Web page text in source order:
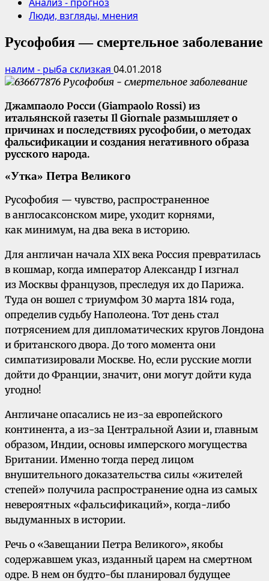
Люди, взгляды, мнения
Русофобия — смертельное заболевание
налим - рыба склизкая 04.01.2018
Джампаоло Росси (Giampaolo Rossi) из
итальянской газеты Il Giornale размышляет о
причинах и последствиях русофобии, о методах
фальсификации и создания негативного образа
русского народа.
«Утка» Петра Великого
Русофобия — чувство, распространенное
в англосаксонском мире, уходит корнями,
как минимум, на два века в историю.
Для англичан начала XIX века Россия превратилась
в кошмар, когда император Александр I изгнал
из Москвы французов, преследуя их до Парижа.
Туда он вошел с триумфом 30 марта 1814 года,
определив судьбу Наполеона. Тот день стал
потрясением для дипломатических кругов Лондона
и британского двора. До того момента они
симпатизировали Москве. Но, если русские могли
дойти до Франции, значит, они могут дойти куда
угодно!
Англичане опасались не из-за европейского
континента, а из-за Центральной Азии и, главным
образом, Индии, основы имперского могущества
Британии. Именно тогда перед лицом
внушительного доказательства силы «жителей
степей» получила распространение одна из самых
невероятных «фальсификаций», когда-либо
выдуманных в истории.
Речь о «Завещании Петра Великого», якобы
содержавшем указ, изданный царем на смертном
одре. В нем он будто-бы планировал будущее